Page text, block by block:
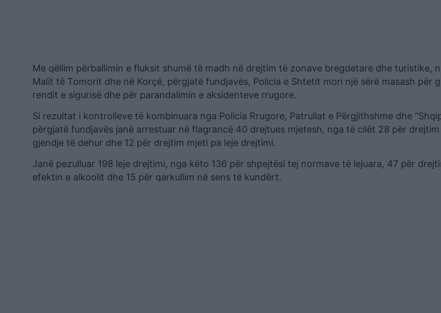
Me qëllim përballimin e fluksit shumë të madh në drejtim të zonave bregdetare dhe turistike,
Malit të Tomorit dhe në Korçë, përgjatë fundjavës, Policia e Shtetit mori një sërë masash për
rendit e sigurisë dhe për parandalimin e aksidenteve rrugore.
Si rezultat i kontrolleve të kombinuara nga Policia Rrugore, Patrullat e Përgjithshme dhe
përgjatë fundjavës janë arrestuar në flagrancë 40 drejtues mjetesh, nga të cilët 28 për
gjendje të dehur dhe 12 për drejtim mjeti pa leje drejtimi.
Janë pezulluar 198 leje drejtimi, nga këto 136 për shpejtësi tej normave të lejuara, 47 për
efektin e alkoolit dhe 15 për qarkullim në sens të kundërt.